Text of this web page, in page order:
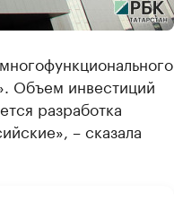
Объем инвестиций
разработка
– сказала